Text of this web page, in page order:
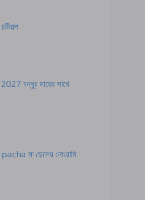
বন্ধুর মায়ের সাথে
মা ছেলের নোংরামি